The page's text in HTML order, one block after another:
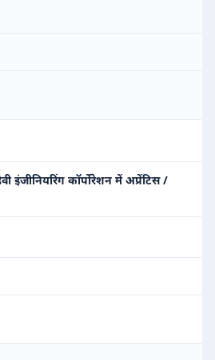
इंजीनियरिंग कॉर्पोरेशन में अप्रेंटिस /